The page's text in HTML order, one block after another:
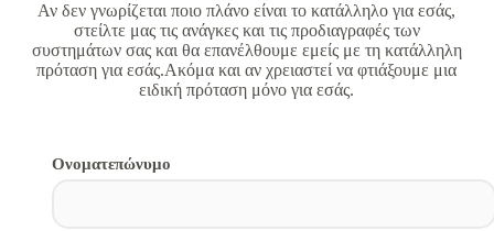
Αν δεν γνωρίζεται ποιο πλάνο είναι το κατάλληλο για εσάς,
στείλτε μας τις ανάγκες και τις προδιαγραφές των
συστημάτων σας και θα επανέλθουμε εμείς με τη κατάλληλη
πρόταση για εσάς.Ακόμα και αν χρειαστεί να φτιάξουμε μια
ειδική πρόταση μόνο για εσάς.
Ονοματεπώνυμο​